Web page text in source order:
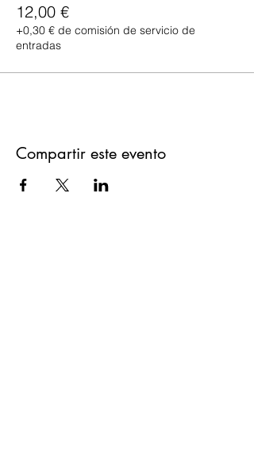
12,00 €
+0,30 € de comisión de servicio de
entradas
Compartir este evento